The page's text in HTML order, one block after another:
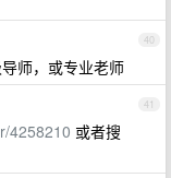
40
师，或专业老师
41
4258210 或者搜